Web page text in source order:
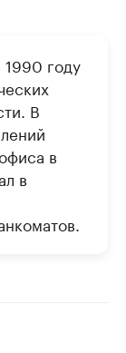
году
В
в
в